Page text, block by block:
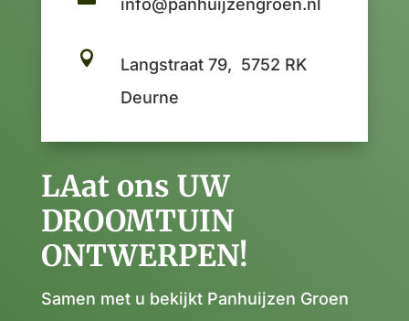
info@panhuijzengroen.nl

Langstraat 79, 5752 RK
Deurne
LAat ons UW
DROOMTUIN
ONTWERPEN!
Samen met u bekijkt Panhuijzen Groen